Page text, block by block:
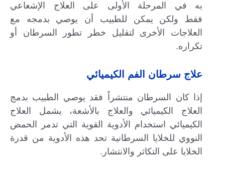
به في المرحلة الأولى على العلاج الإشعاعي
فقط ولكن يمكن للطبيب أن يوصي بدمجه مع
العلاجات الأخرى لتقليل خطر تطور السرطان أو
تكراره.
علاج سرطان الفم الكيميائي
إذا كان السرطان منتشراً فقد يوصي الطبيب بدمج
العلاج الكيميائي والعلاج بالأشعة، يشمل العلاج
الكيميائي استخدام الأدوية القوية التي تدمر الحمض
النووي للخلايا السرطانية تحد هذه الأدوية من قدرة
الخلايا على التكاثر والانتشار.